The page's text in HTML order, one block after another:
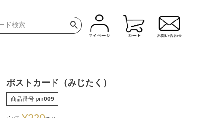
ポストカード（みじたく）
商品番号 prr009